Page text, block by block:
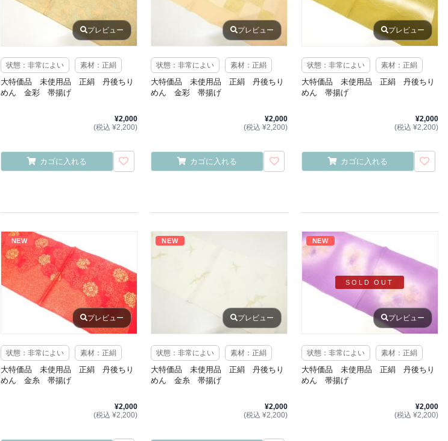
プレビュー
状態：非常によい 素材：正絹
大特価品 未使用品 正絹 丹後ちり
めん 金彩 帯揚げ
¥2,000
(税込 ¥2,200)
カゴに入れる
プレビュー
状態：非常によい 素材：正絹
大特価品 未使用品 正絹 丹後ちり
めん 金彩 帯揚げ
¥2,000
(税込 ¥2,200)
カゴに入れる
プレビュー
状態：非常によい 素材：正絹
大特価品 未使用品 正絹 丹後ちり
めん 帯揚げ
¥2,000
(税込 ¥2,200)
カゴに入れる
NEW
プレビュー
状態：非常によい 素材：正絹
大特価品 未使用品 正絹 丹後ちり
めん 金糸 帯揚げ
¥2,000
(税込 ¥2,200)
NEW
プレビュー
状態：非常によい 素材：正絹
大特価品 未使用品 正絹 丹後ちり
めん 金糸 帯揚げ
¥2,000
(税込 ¥2,200)
NEW
SOLD OUT
プレビュー
状態：非常によい 素材：正絹
大特価品 未使用品 正絹 丹後ちり
めん 帯揚げ
¥2,000
(税込 ¥2,200)